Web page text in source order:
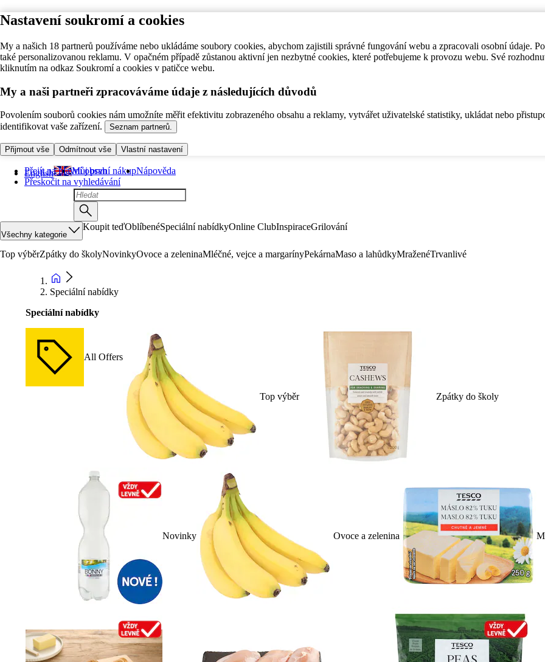
Nastavení soukromí a cookies
My a našich 18 partnerů používáme nebo ukládáme soubory cookies, abychom zajistili správné fungování webu a zpracovali osobní údaje.
také personalizovanou reklamu. V opačném případě zůstanou aktivní jen nezbytné cookies, které potřebujeme k provozu webu. Své
kliknutím na odkaz Soukromí a cookies v patičce webu.
My a naši partneři zpracováváme údaje z následujících důvodů
Povolením souborů cookies nám umožníte měřit efektivitu zobrazeného obsahu a reklamy, vytvářet uživatelské statistiky, ukládat nebo
identifikovat vaše zařízení.
Seznam partnerů.
Přijmout vše Odmítnout vše Vlastní nastavení
Přejít na hlavní obsah
Přeskočit na vyhledávání
English Můj první nákupNápověda
Všechny kategorie
Koupit teďOblíbenéSpeciální nabídkyOnline ClubInspiraceGrilování
Top výběrZpátky do školyNovinkyOvoce a zeleninaMléčné, vejce a margarínyPekárnaMaso a lahůdkyMraženéTrvanlivé
Speciální nabídky
Speciální nabídky
All Offers
Top výběr Zpátky do školy
Novinky Ovoce a zelenina